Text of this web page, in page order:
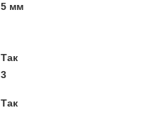
5 мм
Так
3
Так